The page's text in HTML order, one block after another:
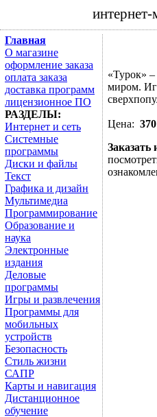
Главная
О магазине
оформление заказа
оплата заказа
доставка программ
лицензионное ПО
РАЗДЕЛЫ:
Интернет и сеть
Системные
программы
Диски и файлы
Текст
Графика и дизайн
Мультимедиа
Программирование
Образование и
наука
Электронные
издания
Деловые
программы
Игры и развлечения
Программы для
мобильных
устройств
Безопасность
Стиль жизни
САПР
Карты и навигация
Дистанционное
обучение
«Турок»
миром.
Цена: 370
Заказать